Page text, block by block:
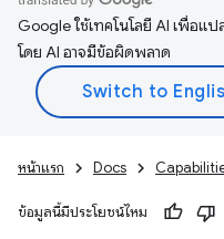
Google ใช้เทคโนโลยี AI เพื่อแ
โดย AI อาจมีข้อผิดพลาด
หน้าแรก Docs
ข้อมูลนี้มีประโยชน์ไหม